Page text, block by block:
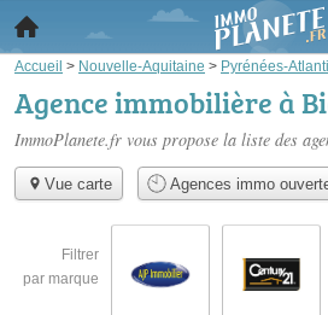
Accueil > Nouvelle-Aquitaine > Pyrénées-
Agence immobilière à
ImmoPlanete.fr vous propose la liste des
Vue carte Agences immo
Filtrer
par marque